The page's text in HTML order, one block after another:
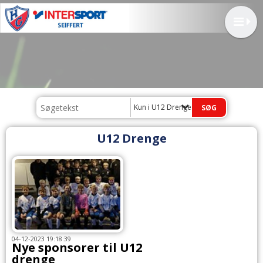
Kun i U12 Drenge
U12 Drenge
04-12-2023 19:18:39
Nye sponsorer til U12
drenge